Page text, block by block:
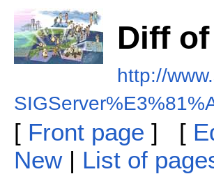
Diff of
http://
[ Front page ] [
New| List of